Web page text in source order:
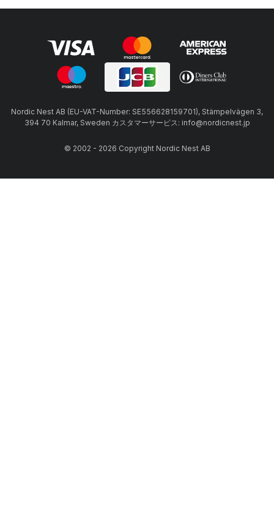
Nordic Nest AB (EU-VAT-Number: SE556628159701), Stämpelvägen 3,
394 70 Kalmar, Sweden カスタマーサービス: info@nordicnest.jp
© 2002 - 2026 Copyright Nordic Nest AB